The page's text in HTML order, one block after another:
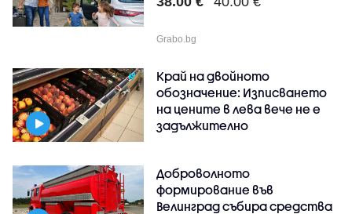
Grabo.bg
Край на двойното
обозначение: Изписването
на цените в лева вече не е
задължително
Доброволното
формирование във
Велинград събира средства